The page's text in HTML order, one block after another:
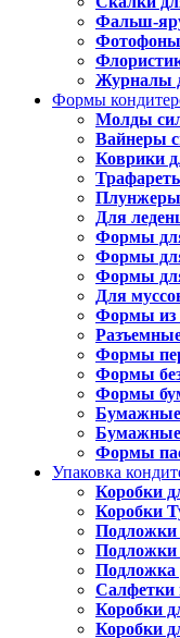
Фальш-
Журналы
Формы
Молды
Вайнеры
Коврики
Для
Формы
Формы
Формы
Для
Формы из
Формы
Формы
Формы
Формы
Упаковка
Коробки
Коробки
Подложки
Подложки
Салфетки
Коробки
Коробки